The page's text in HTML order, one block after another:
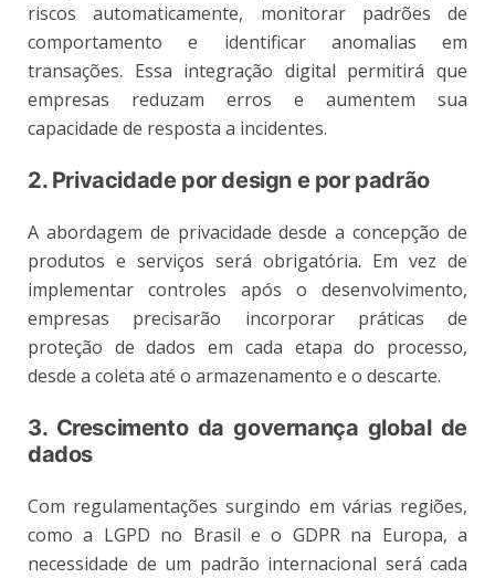
riscos automaticamente, monitorar padrões de
comportamento e identificar anomalias em
transações. Essa integração digital permitirá que
empresas reduzam erros e aumentem sua
capacidade de resposta a incidentes.
2. Privacidade por design e por padrão
A abordagem de privacidade desde a concepção de
produtos e serviços será obrigatória. Em vez de
implementar controles após o desenvolvimento,
empresas precisarão incorporar práticas de
proteção de dados em cada etapa do processo,
desde a coleta até o armazenamento e o descarte.
3. Crescimento da governança global de
dados
Com regulamentações surgindo em várias regiões,
como a LGPD no Brasil e o GDPR na Europa, a
necessidade de um padrão internacional será cada